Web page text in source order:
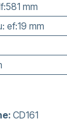
mm
: ef:19 mm
CD161